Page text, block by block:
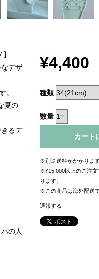
デザ
。
夏の
るデ
の人
¥4,400
種類
数量
カート
※別途送料がかかります
※¥15,000以上のご注
ります。
※この商品は海外配送
通報する